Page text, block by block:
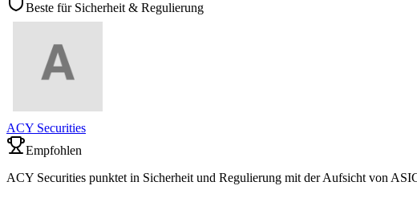
Beste für Sicherheit & Regulierung
ACY Securities
Empfohlen
ACY Securities punktet in Sicherheit und Regulierung mit der Aufsicht von